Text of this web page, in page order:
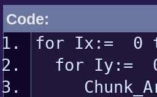
Code:
for Ix:= 0
for Iy:= 0